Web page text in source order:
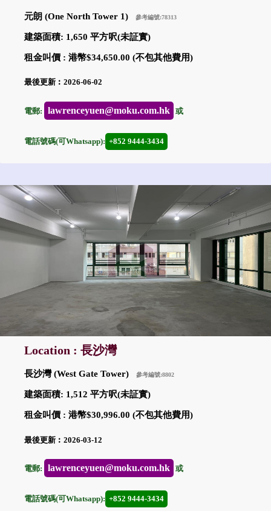
元朗 (One North Tower 1) 參考編號:78313
建築面積: 1,650 平方呎(未証實)
租金叫價 : 港幣$34,650.00 (不包其他費用)
最後更新︰2026-06-02
電郵: lawrenceyuen@moku.com.hk 或
電話號碼(可Whatsapp): +852 9444-3434
Location : 長沙灣
長沙灣 (West Gate Tower) 參考編號:8802
建築面積: 1,512 平方呎(未証實)
租金叫價 : 港幣$30,996.00 (不包其他費用)
最後更新︰2026-03-12
電郵: lawrenceyuen@moku.com.hk 或
電話號碼(可Whatsapp): +852 9444-3434